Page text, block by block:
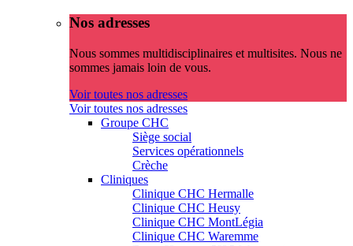
Nos adresses
Nous sommes multidisciplinaires et multisites. Nous ne
sommes jamais loin de vous.
Voir toutes nos adresses
Voir toutes nos adresses
Groupe CHC
Siège social
Services opérationnels
Crèche
Cliniques
Clinique CHC Hermalle
Clinique CHC Heusy
Clinique CHC MontLégia
Clinique CHC Waremme